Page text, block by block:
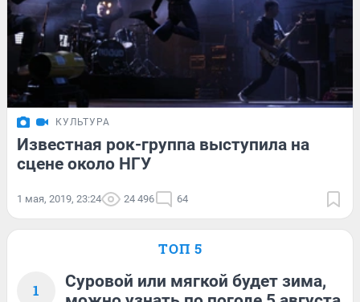
КУЛЬТУРА
Известная рок-группа выступила на
сцене около НГУ
1 мая, 2019, 23:24 24 496 64
ТОП 5
1
Суровой или мягкой будет зима,